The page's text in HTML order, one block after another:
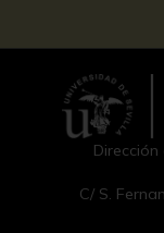
C/ S.